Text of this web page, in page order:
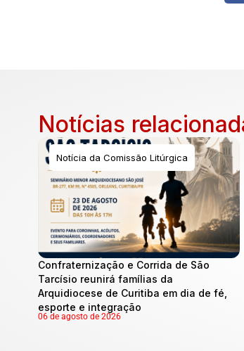
Notícias
Notícia da Comissão Litúrgica
Confraternização e Corrida de São
Tarcísio reunirá famílias da
Arquidiocese de Curitiba em dia de fé,
esporte e integração
06 de agosto de 2026